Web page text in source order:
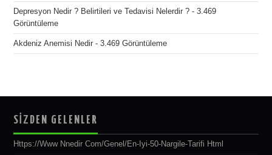
Depresyon Nedir ? Belirtileri ve Tedavisi Nelerdir ? - 3.469
Görüntüleme
Akdeniz Anemisi Nedir - 3.469 Görüntüleme
SİZDEN GELENLER
Https://www Nnedir Com/genel/en-Iyi-50-Nargile-Tarifi Html